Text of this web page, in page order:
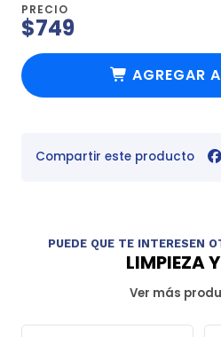
PRECIO
$749
AGREGAR
Compartir este producto
PUEDE QUE TE INTERESEN
LIMPIEZA
Ver más